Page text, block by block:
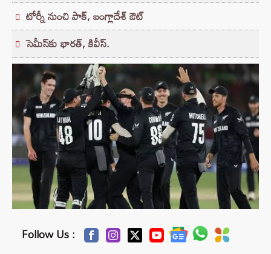
టోర్నీ నుంచి పాక్, బంగ్లాదేశ్‌ ఔట్
సెమీస్‌కు భారత్, కివీస్.
Follow Us :